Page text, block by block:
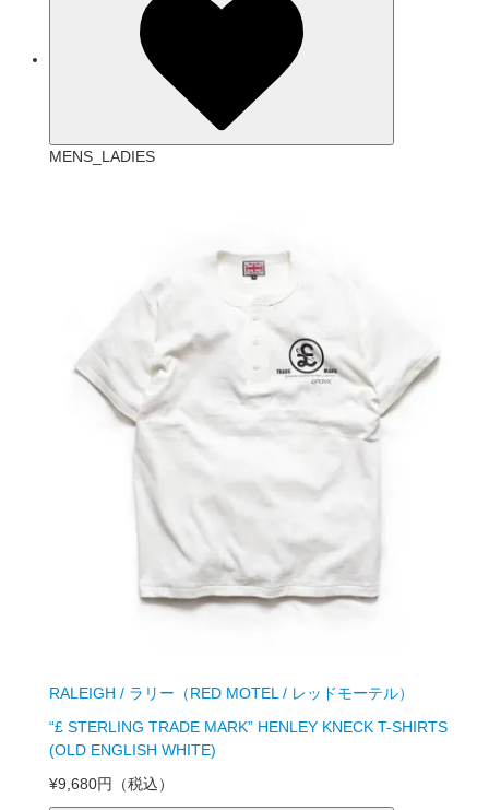
MENS_LADIES
RALEIGH / ラリー（RED MOTEL / レッドモーテル）
“£ STERLING TRADE MARK” HENLEY KNECK T-SHIRTS
(OLD ENGLISH WHITE)
¥9,680円
（税込）